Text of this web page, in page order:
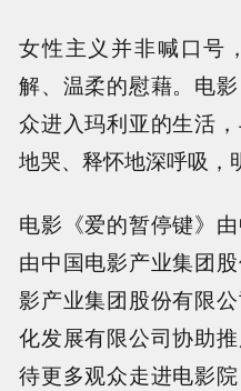
女性主义并非喊口号
解、温柔的慰藉。电
众进入玛利亚的生活
地哭、释怀地深呼吸，
电影《爱的暂停键》
由中国电影产业集团
影产业集团股份有限
化发展有限公司协助
待更多观众走进电影